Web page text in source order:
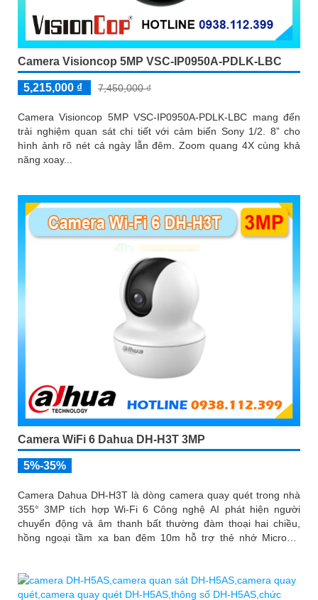
Camera Visioncop 5MP VSC-IP0950A-PDLK-LBC
5,215,000 ₫ 7,450,000 ₫
Camera Visioncop 5MP VSC-IP0950A-PDLK-LBC mang đến
trải nghiệm quan sát chi tiết với cảm biến Sony 1/2. 8” cho
hình ảnh rõ nét cả ngày lẫn đêm. Zoom quang 4X cùng khả
năng xoay...
Camera WiFi 6 Dahua DH-H3T 3MP
5%-35%
Camera Dahua DH-H3T là dòng camera quay quét trong nhà
355° 3MP tích hợp Wi-Fi 6 Công nghệ AI phát hiện người
chuyển động và âm thanh bất thường đàm thoại hai chiều,
hồng ngoại tầm xa ban đêm 10m hỗ trợ thẻ nhớ MicroSD